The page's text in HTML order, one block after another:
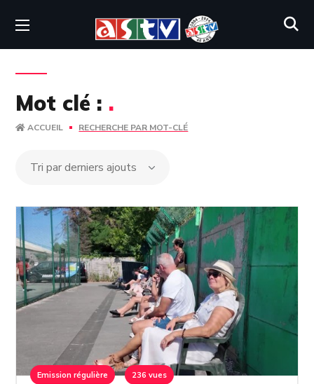
Mot clé : .
ACCUEIL RECHERCHE PAR MOT-CLÉ
Emission régulière 236 vues